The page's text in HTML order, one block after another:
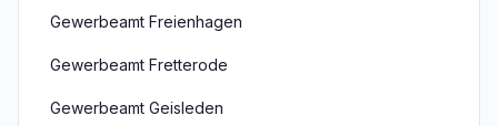
Gewerbeamt Freienhagen
Gewerbeamt Fretterode
Gewerbeamt Geisleden